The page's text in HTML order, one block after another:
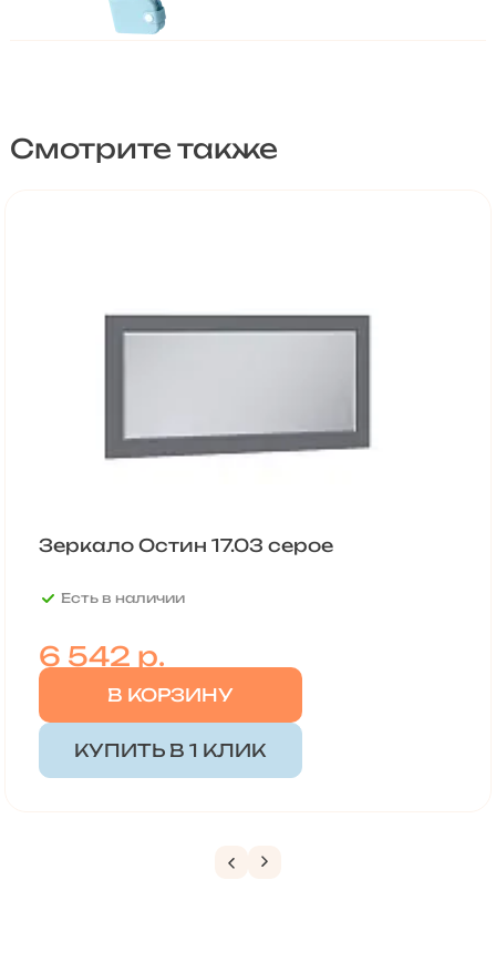
Смотрите также
Зеркало Остин 17.03 серое
Есть в наличии
6 542 р.
В КОРЗИНУ
КУПИТЬ В 1 КЛИК